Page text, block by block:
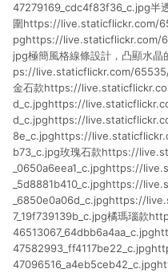
47279169_cdc4f83f36_c.jpg半
圍https://live.staticflickr.com/
pghttps://live.staticflickr.com/
jpg極簡風格線條設計，凸顯水
ps://live.staticflickr.com/
金石款https://
d_c.jpghttps://
d_c.jpghttps://
8e_c.jpghttps://
b73_c.jpg玫瑰石款https://
_0650a6eea1_c.jpghttps://
_5d8881b410_c.jpghttps://
_6850e0a06d_c.jpghttps://
7_19f739139b_c.jpg橘瑪瑙款